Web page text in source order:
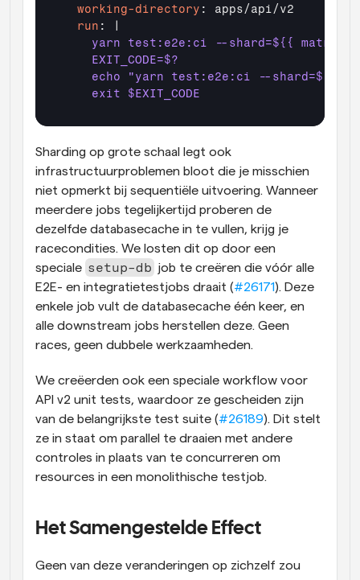
  working-directory
  run
yarn test:e2e:ci --shard=${{
    EXIT_CODE=$?
echo "yarn test:e2e:ci --shard=${{
    exit $EXIT_CODE
Sharding op grote schaal legt ook
infrastructuurproblemen bloot die je misschien
niet opmerkt bij sequentiële uitvoering. Wanneer
meerdere jobs tegelijkertijd proberen de
dezelfde databasecache in te vullen, krijg je
racecondities. We losten dit op door een
speciale setup-db job te creëren die vóór alle
E2E- en integratietestjobs draait (#26171). Deze
enkele job vult de databasecache één keer, en
alle downstream jobs herstellen deze. Geen
races, geen dubbele werkzaamheden.
We creëerden ook een speciale workflow voor
API v2 unit tests, waardoor ze gescheiden zijn
van de belangrijkste test suite (#26189). Dit stelt
ze in staat om parallel te draaien met andere
controles in plaats van te concurreren om
resources in een monolithische testjob.
Het Samengestelde Effect
Geen van deze veranderingen op zichzelf zou